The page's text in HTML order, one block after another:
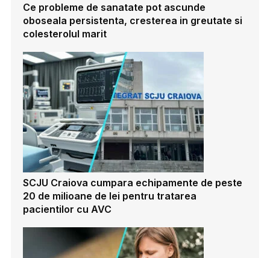
Ce probleme de sanatate pot ascunde
oboseala persistenta, cresterea in greutate si
colesterolul marit
SCJU Craiova cumpara echipamente de peste
20 de milioane de lei pentru tratarea
pacientilor cu AVC